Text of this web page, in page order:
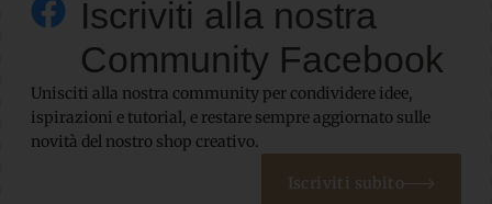
Iscriviti alla nostra
Community Facebook
Unisciti alla nostra community per condividere idee,
ispirazioni e tutorial, e restare sempre aggiornato sulle
novità del nostro shop creativo.
Iscriviti subito